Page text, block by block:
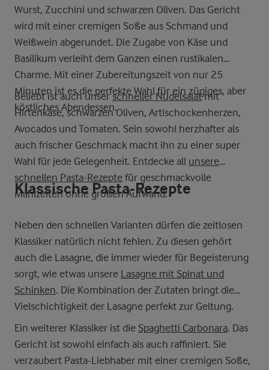
Wurst, Zucchini und schwarzen Oliven. Das Gericht
wird mit einer cremigen Soße aus Schmand und
Weißwein abgerundet. Die Zugabe von Käse und
Basilikum verleiht dem Ganzen einen rustikalen
Charme. Mit einer Zubereitungszeit von nur 25
Minuten ist es die perfekte Wahl für ein zügiges, aber
köstliches Abendessen.
Beliebt ist auch unserschneller Nudelsalatmit
Hirtenkäse, schwarzen Oliven, Artischockenherzen,
Avocados und Tomaten. Sein sowohl herzhafter als
auch frischer Geschmack macht ihn zu einer super
Wahl für jede Gelegenheit. Entdecke all unsere
schnellen Pasta-Rezepte für geschmackvolle
Mahlzeiten ohne großen Aufwand.
Klassische Pasta-Rezepte
Neben den schnellen Varianten dürfen die zeitlosen
Klassiker natürlich nicht fehlen. Zu diesen gehört
auch die Lasagne, die immer wieder für Begeisterung
sorgt, wie etwas unsere Lasagne mit Spinat und
Schinken. Die Kombination der Zutaten bringt die
Vielschichtigkeit der Lasagne perfekt zur Geltung.
Ein weiterer Klassiker ist die Spaghetti Carbonara. Das
Gericht ist sowohl einfach als auch raffiniert. Sie
verzaubert Pasta-Liebhaber mit einer cremigen Soße,